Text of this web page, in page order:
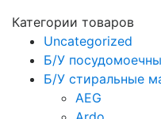
Категории товаров
Uncategorized
Б/У
Б/У стиральные
AEG